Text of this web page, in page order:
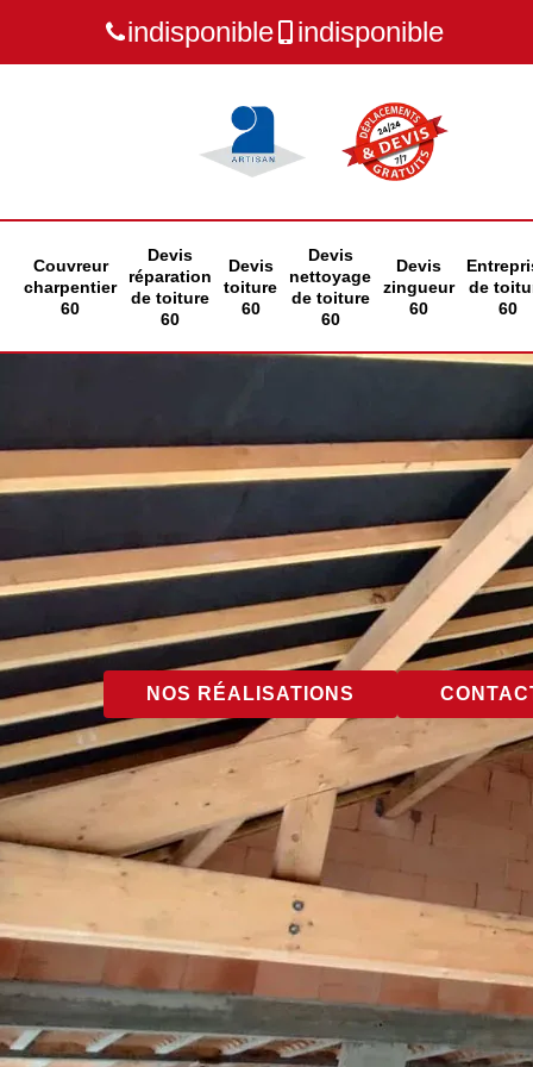
indisponible indisponible
Couvreur
charpentier
60
Devis
réparation
de toiture
60
Devis
toiture
60
Devis
nettoyage
de toiture
60
Devis
zingueur
60
de
60
NOS RÉALISATIONS